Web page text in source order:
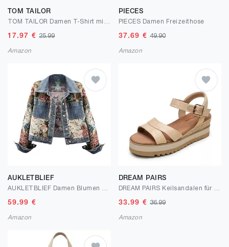
TOM TAILOR
17.97 €25.99
Amazon
PIECES
PIECES Damen Freizeithose
37.69 € 49.90
Amazon
AUKLETBLIEF
59.99 €
Amazon
DREAM PAIRS
33.99 € 36.99
Amazon